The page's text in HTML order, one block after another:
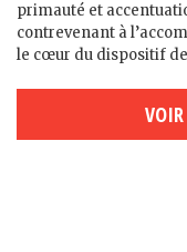
primauté et
contrevenant à
le cœur du dispositif de